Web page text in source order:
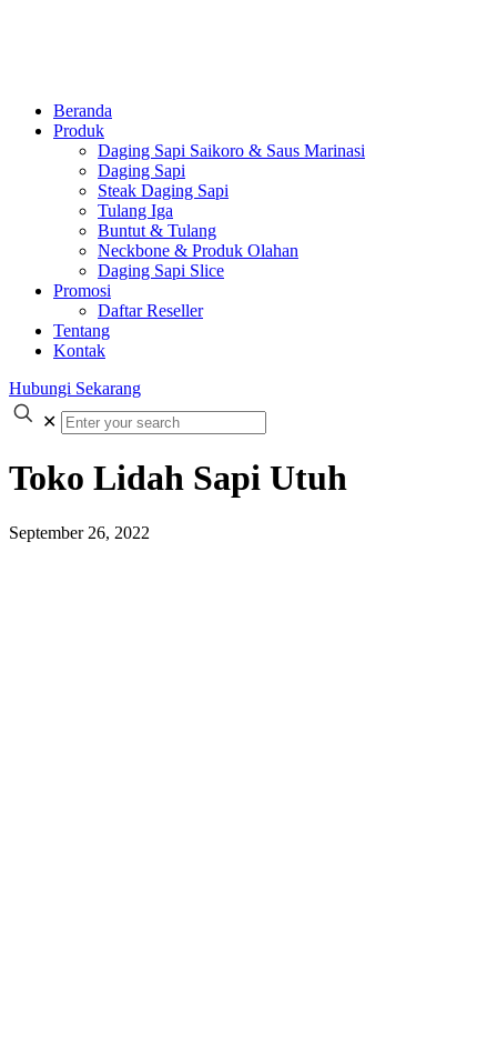
Beranda
Produk
Daging Sapi Saikoro & Saus Marinasi
Daging Sapi
Steak Daging Sapi
Tulang Iga
Buntut & Tulang
Neckbone & Produk Olahan
Daging Sapi Slice
Promosi
Daftar Reseller
Tentang
Kontak
Hubungi Sekarang
✕
Toko Lidah Sapi Utuh
September 26, 2022